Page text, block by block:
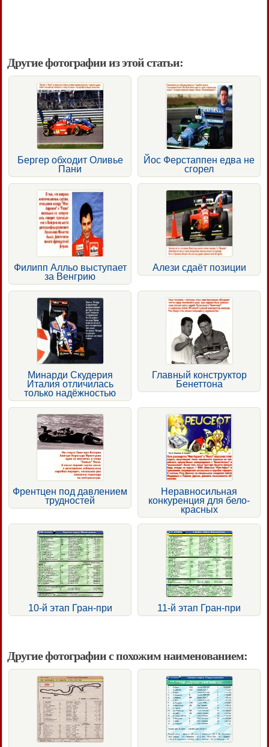
Другие фотографии из этой статьи:
Бергер обходит Оливье
Пани
Йос Ферстаппен едва не
сгорел
Филипп Алльо выступает
за Венгрию
Алези сдаёт позиции
Минарди Скудерия
Италия отличилась
только надёжностью
Главный конструктор
Бенеттона
Френтцен под давлением
трудностей
Неравносильная
конкуренция для бело-
красных
10-й этап Гран-при 11-й этап Гран-при
Другие фотографии с похожим наименованием: